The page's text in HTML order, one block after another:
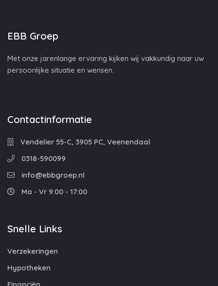
EBB Groep
Met onze jarenlange ervaring kijken wij vakkundig naar uw
persoonlijke situatie en wensen.
Contactinformatie
Vendelier 55-C, 3905 PC, Veenendaal
0318-590099
info@ebbgroep.nl
Ma - Vr 9:00 - 17:00
Snelle Links
Verzekeringen
Hypotheken